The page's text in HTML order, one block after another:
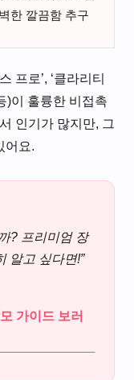
한 깔끔함 추구
프로’, ‘클라리티
)이 훌륭한 비접촉
인기가 많지만, 그
어요.
? 프리미엄 장
알고 싶다면!”
가이드 보러